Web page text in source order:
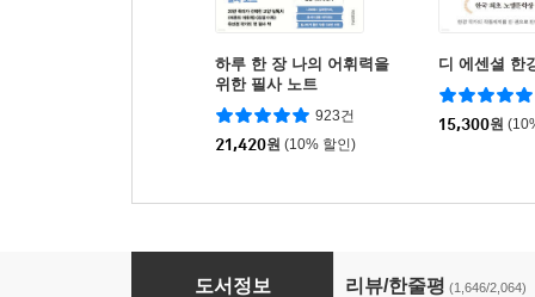
하루 한 장 나의 어휘력을
위한 필사 노트
923건
21,420원 (10% 할인)
디 에센셜 한
15,300원
소년이 온다
도서정보 리뷰/한줄평 (1,646/2,064)